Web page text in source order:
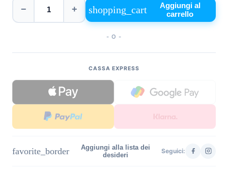
− + shopping_cart
Aggiungi al
carrello
- O -
CASSA EXPRESS
favorite_border
Aggiungi alla lista dei
desideri
Seguici: